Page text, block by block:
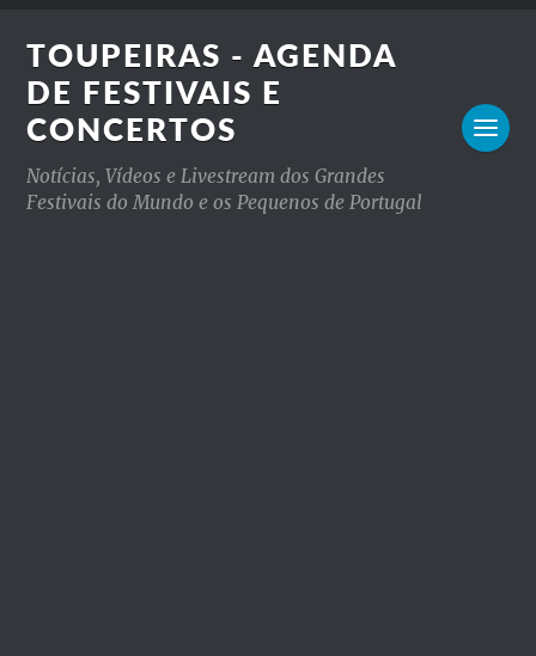
TOUPEIRAS - AGENDA
DE FESTIVAIS E
CONCERTOS
Notícias, Vídeos e Livestream dos Grandes
Festivais do Mundo e os Pequenos de Portugal